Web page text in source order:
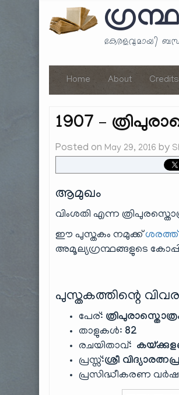
കേരളവുമായി
Home About Credits
1907 –
Posted on May 29, 2016 by
ആമുഖം
വിംശതി എന്ന
ഈ പുസ്തകം നമുക്ക്ശരത്ത്
അമൂല്യഗ്രന്ഥങ്ങളുടെ
പുസ്തകത്തിന്റെ
പേര്:
താളുകൾ: 82
രചയിതാവ്:
പ്രസ്സ്:ശ്രീ
പ്രസിദ്ധീകരണ